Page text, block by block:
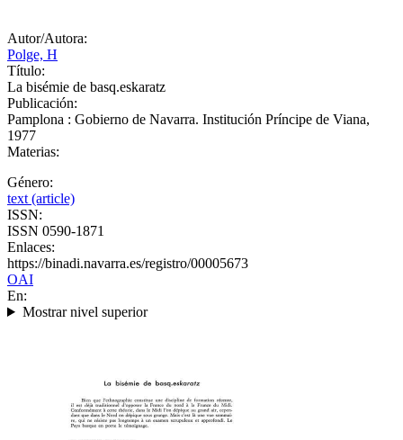
Autor/Autora:
Polge, H
Título:
La bisémie de basq.eskaratz
Publicación:
Pamplona : Gobierno de Navarra. Institución Príncipe de Viana,
1977
Materias:
Género:
text (article)
ISSN:
ISSN 0590-1871
Enlaces:
https://binadi.navarra.es/registro/00005673
OAI
En:
Mostrar nivel superior